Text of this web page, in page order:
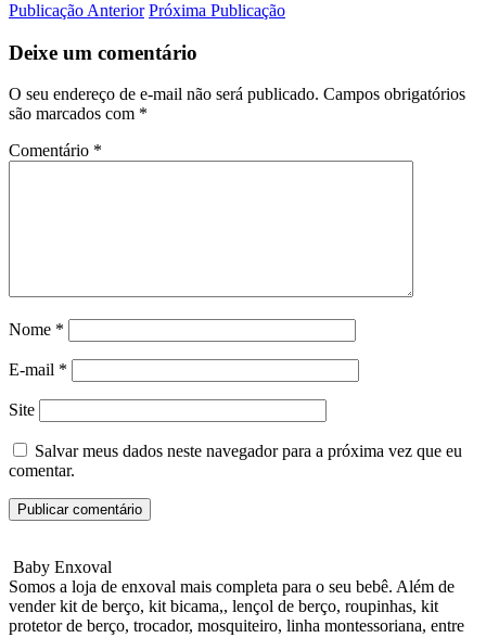
Publicação Anterior Próxima Publicação
Deixe um comentário
O seu endereço de e-mail não será publicado. Campos obrigatórios
são marcados com *
Comentário *
Nome *
E-mail *
Site
Salvar meus dados neste navegador para a próxima vez que eu
comentar.
Baby Enxoval
Somos a loja de enxoval mais completa para o seu bebê. Além de
vender kit de berço, kit bicama,, lençol de berço, roupinhas, kit
protetor de berço, trocador, mosquiteiro, linha montessoriana, entre